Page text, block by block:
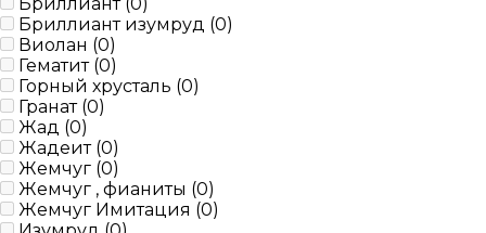
Бриллиант изумруд (0)
Виолан (0)
Гематит (0)
Горный хрусталь (0)
Гранат (0)
Жад (0)
Жадеит (0)
Жемчуг (0)
Жемчуг , фианиты (0)
Жемчуг Имитация (0)